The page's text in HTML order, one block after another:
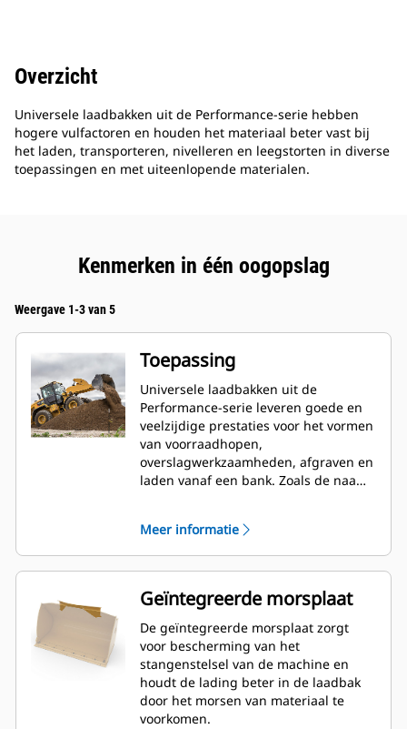
Overzicht
Universele laadbakken uit de Performance-serie hebben
hogere vulfactoren en houden het materiaal beter vast bij
het laden, transporteren, nivelleren en leegstorten in diverse
toepassingen en met uiteenlopende materialen.
Kenmerken in één oogopslag
Weergave 1-3 van 5
Toepassing
Universele laadbakken uit de
Performance-serie leveren goede en
veelzijdige prestaties voor het vormen
van voorraadhopen,
overslagwerkzaamheden, afgraven en
laden vanaf een bank. Zoals de naam
voorraadhopen als het laden vanaf
een bank. Ze zijn ontworpen voor
standaard opbreekkrachten en
omstandigheden met een schurende
werking. Ideaal voor achterwaarts
slepen en nivelleringswerk. De
vulfactor voor laadbakken uit de
Performance-serie kan oplopen tot
115% bovenop de opgegeven
capaciteit.
Meer informatie
Geïntegreerde morsplaat
De geïntegreerde morsplaat zorgt
voor bescherming van het
stangenstelsel van de machine en
houdt de lading beter in de laadbak
door het morsen van materiaal te
voorkomen.